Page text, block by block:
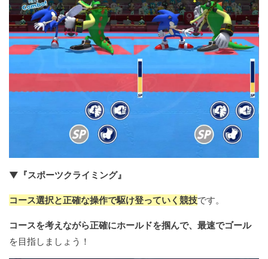
▼『スポーツクライミング』
コース選択と正確な操作で駆け登っていく競技です。
コースを考えながら正確にホールドを掴んで、最速でゴール
を目指しましょう！